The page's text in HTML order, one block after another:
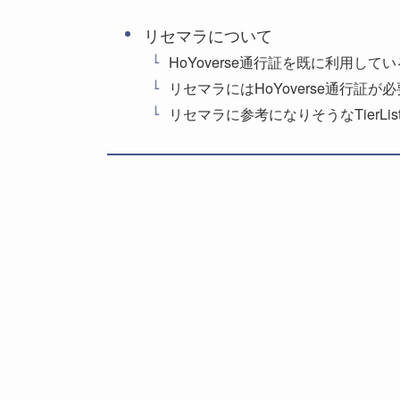
リセマラについて
HoYoverse通行証を既に利用して
リセマラにはHoYoverse通行証が
リセマラに参考になりそうな